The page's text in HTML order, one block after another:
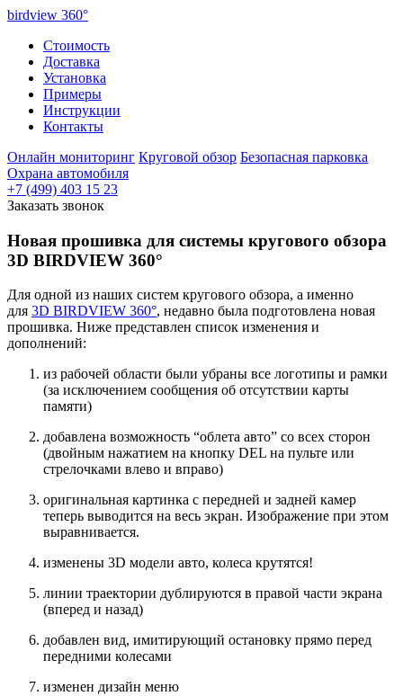
birdview 360°
Стоимость
Доставка
Установка
Примеры
Инструкции
Контакты
Онлайн мониторинг Круговой обзор Безопасная парковка
Охрана автомобиля
+7 (499) 403 15 23
Заказать звонок
Новая прошивка для системы кругового обзора
3D BIRDVIEW 360°
Для одной из наших систем кругового обзора, а именно
для 3D BIRDVIEW 360°, недавно была подготовлена новая
прошивка. Ниже представлен список изменения и
дополнений:
из рабочей области были убраны все логотипы и рамки
(за исключением сообщения об отсутствии карты
памяти)
добавлена возможность “облета авто” со всех сторон
(двойным нажатием на кнопку DEL на пульте или
стрелочками влево и вправо)
оригинальная картинка с передней и задней камер
теперь выводится на весь экран. Изображение при этом
выравнивается.
изменены 3D модели авто, колеса крутятся!
линии траектории дублируются в правой части экрана
(вперед и назад)
добавлен вид, имитирующий остановку прямо перед
передними колесами
изменен дизайн меню